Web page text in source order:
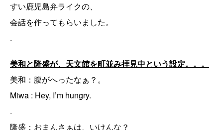
すい鹿児島弁ライクの、
会話を作ってもらいました。
.
美和と隆盛が、天文館を町並み拝見中という設定。。。
美和：腹がへったなぁ？。
Miwa : Hey, I’m hungry.
.
隆盛：おまんさぁは、いけんな？